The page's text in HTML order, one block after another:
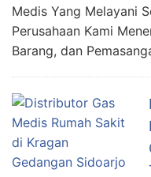
Medis Yang Melayani
Perusahaan Kami
Barang, dan